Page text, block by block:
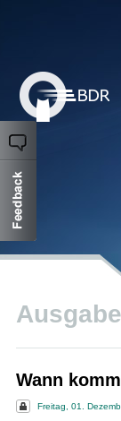
Wann
Freitag, 01.